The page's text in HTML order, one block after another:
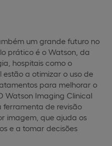
um grande futuro no
prático é o Watson, da
hospitais como o
estão a otimizar o uso de
para melhorar o
Watson Imaging Clinical
ferramenta de revisão
imagem, que ajuda os
e a tomar decisões